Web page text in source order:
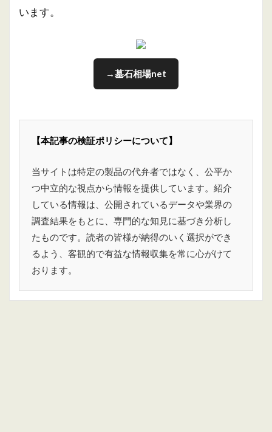
います。
→墓石相場net
【本記事の検証ポリシーについて】
当サイトは特定の製品の代弁者ではなく、公平か
つ中立的な視点から情報を提供しています。紹介
している情報は、公開されているデータや業界の
調査結果をもとに、専門的な知見に基づき分析し
たものです。読者の皆様が納得のいく選択ができ
るよう、客観的で有益な情報収集を常に心がけて
おります。